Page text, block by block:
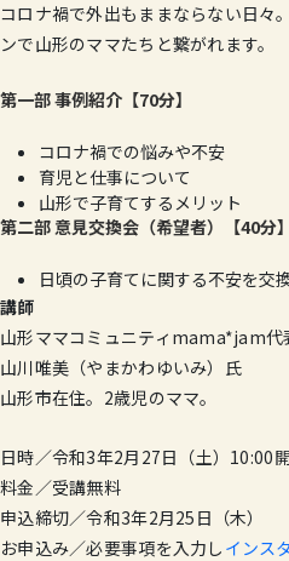
コロナ禍で外出もままならない日々
ンで山形のママたちと繋がれます。
第一部 事例紹介【70分】
コロナ禍での悩みや不安
育児と仕事について
山形で子育てするメリット
第二部 意見交換会（希望者）【40分】
日頃の子育てに関する不安を交
講師
山形ママコミュニティmama*jam代
山川唯美（やまかわゆいみ）氏
山形市在住。2歳児のママ。
日時／令和3年2月27日（土）10:00
料金／受講無料
申込締切／令和3年2月25日（木）
お申込み／必要事項を入力し インス